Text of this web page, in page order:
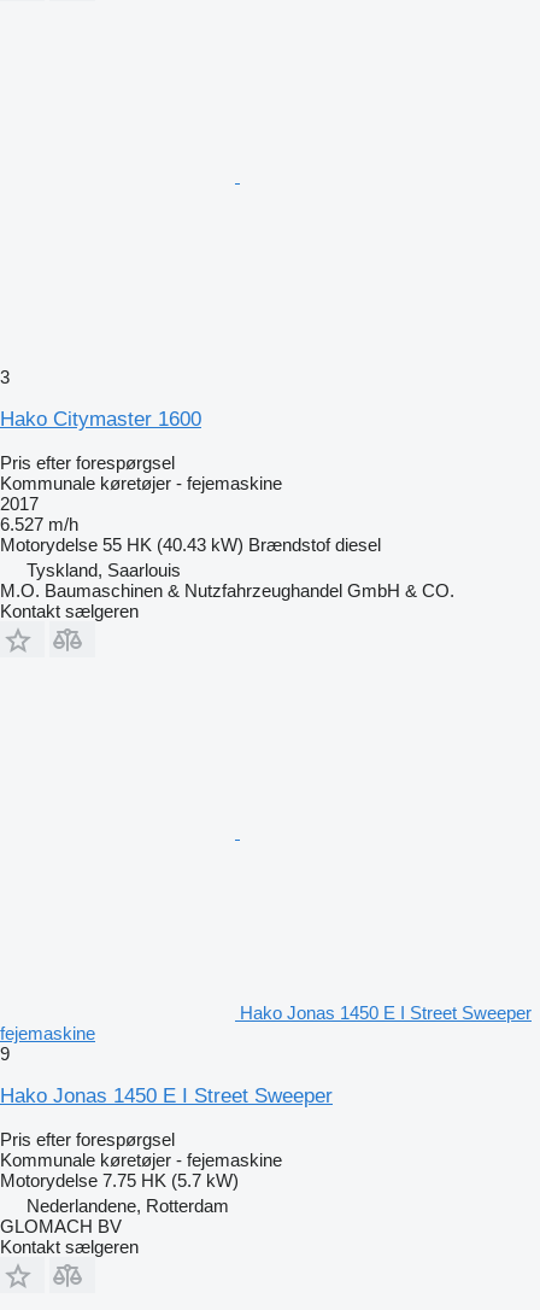
3
Hako Citymaster 1600
Pris efter forespørgsel
Kommunale køretøjer - fejemaskine
2017
6.527 m/h
Motorydelse 55 HK (40.43 kW) Brændstof diesel
Tyskland, Saarlouis
M.O. Baumaschinen & Nutzfahrzeughandel GmbH & CO.
Kontakt sælgeren
Hako Jonas 1450 E I Street Sweeper
fejemaskine
9
Hako Jonas 1450 E I Street Sweeper
Pris efter forespørgsel
Kommunale køretøjer - fejemaskine
Motorydelse 7.75 HK (5.7 kW)
Nederlandene, Rotterdam
GLOMACH BV
Kontakt sælgeren